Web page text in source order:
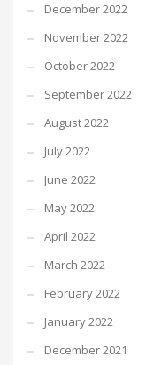
December 2022
November 2022
October 2022
September 2022
August 2022
July 2022
June 2022
May 2022
April 2022
March 2022
February 2022
January 2022
December 2021